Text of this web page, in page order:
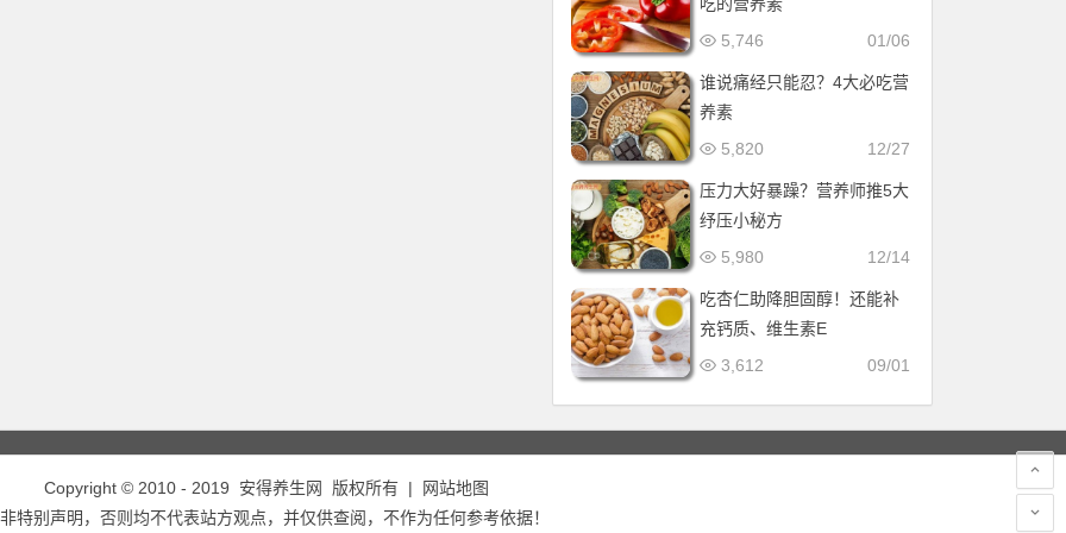
01/06
5,746
谁说痛经只能忍？4大必吃营
养素
12/27
5,820
压力大好暴躁？营养师推5大
纾压小秘方
12/14
5,980
吃杏仁助降胆固醇！还能补
充钙质、维生素E
09/01
3,612
Copyright © 2010 - 2019 安得养生网 版权所有 |
网站地图
特别声明，否则均不代表站方观点，并仅供查阅，不作为任何参考依据！